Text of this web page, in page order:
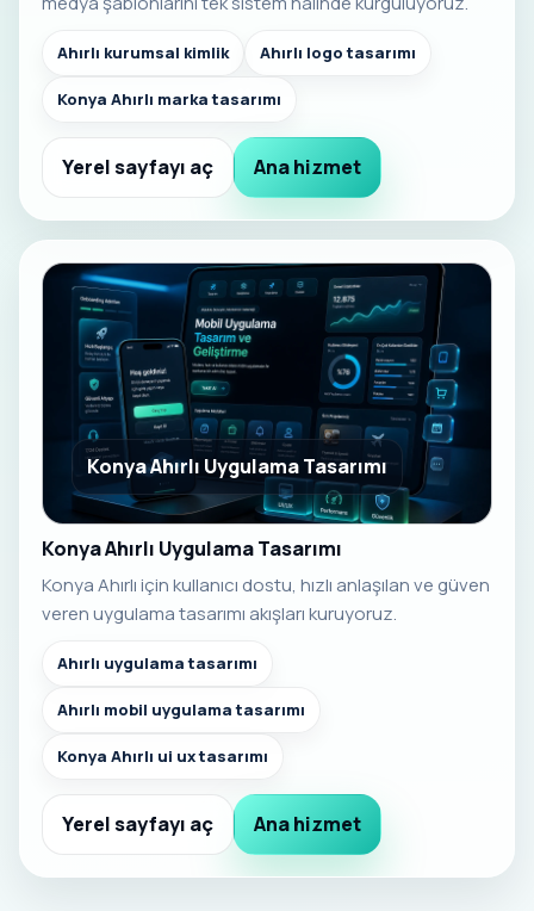
Ahırlı kurumsal kimlik Ahırlı logo tasarımı
Konya Ahırlı marka tasarımı
Yerel sayfayı aç Ana hizmet
Konya Ahırlı Uygulama Tasarımı
Konya Ahırlı Uygulama Tasarımı
Konya Ahırlı için kullanıcı dostu, hızlı anlaşılan ve güven
veren uygulama tasarımı akışları kuruyoruz.
Ahırlı uygulama tasarımı
Ahırlı mobil uygulama tasarımı
Konya Ahırlı ui ux tasarımı
Yerel sayfayı aç Ana hizmet